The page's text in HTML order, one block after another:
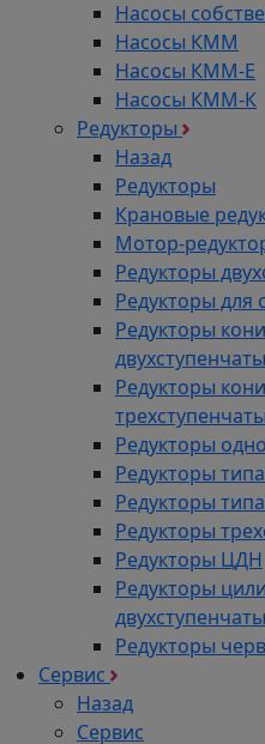
Насосы
Насосы КММ
Насосы КММ-Е
Насосы КММ-К
Редукторы
Назад
Редукторы
Крановые
Мотор-
Редукторы
Редукторы для
Редукторы
Редукторы
Редукторы
Редукторы
Редукторы
Редукторы
Редукторы ЦДН
Редукторы
Редукторы
Сервис
Назад
Сервис